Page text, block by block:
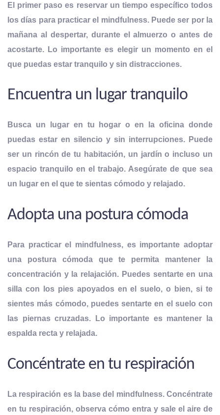
El primer paso es reservar un tiempo específico todos
los días para practicar el mindfulness. Puede ser por la
mañana al despertar, durante el almuerzo o antes de
acostarte. Lo importante es elegir un momento en el
que puedas estar tranquilo y sin distracciones.
Encuentra un lugar tranquilo
Busca un lugar en tu hogar o en la oficina donde
puedas estar en silencio y sin interrupciones. Puede
ser un rincón de tu habitación, un jardín o incluso un
espacio tranquilo en el trabajo. Asegúrate de que sea
un lugar en el que te sientas cómodo y relajado.
Adopta una postura cómoda
Para practicar el mindfulness, es importante adoptar
una postura cómoda que te permita mantener la
concentración y la relajación. Puedes sentarte en una
silla con los pies apoyados en el suelo, o bien, si te
sientes más cómodo, puedes sentarte en el suelo con
las piernas cruzadas. Lo importante es mantener la
espalda recta y relajada.
Concéntrate en tu respiración
La respiración es la base del mindfulness. Concéntrate
en tu respiración, observa cómo entra y sale el aire de